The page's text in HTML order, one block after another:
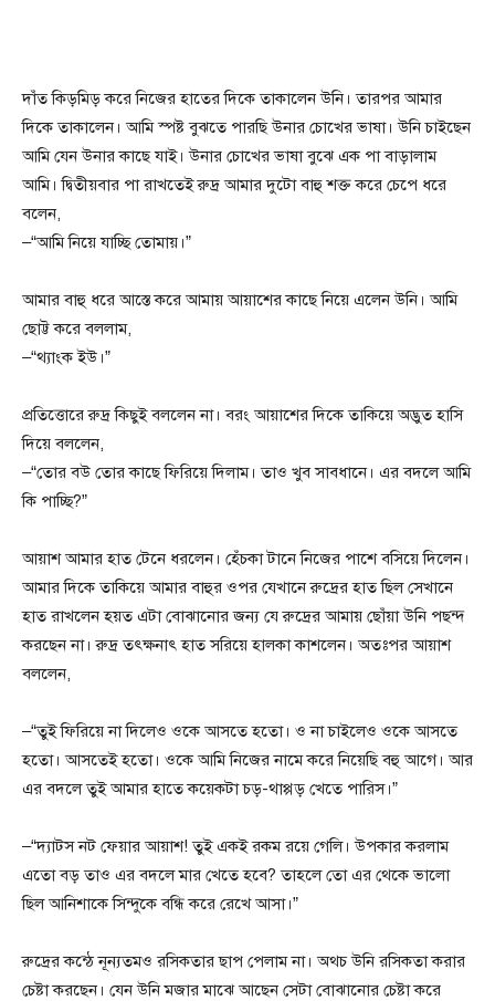
দাঁত কিড়মিড় করে নিজের হাতের দিকে তাকালেন উনি। তারপর আমার
দিকে তাকালেন। আমি স্পষ্ট বুঝতে পারছি উনার চোখের ভাষা। উনি চাইছেন
আমি যেন উনার কাছে যাই। উনার চোখের ভাষা বুঝে এক পা বাড়ালাম
আমি। দ্বিতীয়বার পা রাখতেই রুদ্র আমার দুটো বাহু শক্ত করে চেপে ধরে
বলেন,
–“আমি নিয়ে যাচ্ছি তোমায়।”
আমার বাহু ধরে আস্তে করে আমায় আয়াশের কাছে নিয়ে এলেন উনি। আমি
ছোট্ট করে বললাম,
–“থ্যাংক ইউ।”
প্রতিত্তোরে রুদ্র কিছুই বললেন না। বরং আয়াশের দিকে তাকিয়ে অদ্ভুত হাসি
দিয়ে বললেন,
–“তোর বউ তোর কাছে ফিরিয়ে দিলাম। তাও খুব সাবধানে। এর বদলে আমি
কি পাচ্ছি?”
আয়াশ আমার হাত টেনে ধরলেন। হেঁচকা টানে নিজের পাশে বসিয়ে দিলেন।
আমার দিকে তাকিয়ে আমার বাহুর ওপর যেখানে রুদ্রের হাত ছিল সেখানে
হাত রাখলেন হয়ত এটা বোঝানোর জন্য যে রুদ্রের আমায় ছোঁয়া উনি পছন্দ
করছেন না। রুদ্র তৎক্ষনাৎ হাত সরিয়ে হালকা কাশলেন। অতঃপর আয়াশ
বললেন,
–“তুই ফিরিয়ে না দিলেও ওকে আসতে হতো। ও না চাইলেও ওকে আসতে
হতো। আসতেই হতো। ওকে আমি নিজের নামে করে নিয়েছি বহু আগে। আর
এর বদলে তুই আমার হাতে কয়েকটা চড়-থাপ্পড় খেতে পারিস।”
–“দ্যাটস নট ফেয়ার আয়াশ! তুই একই রকম রয়ে গেলি। উপকার করলাম
এতো বড় তাও এর বদলে মার খেতে হবে? তাহলে তো এর থেকে ভালো
ছিল আনিশাকে সিন্দুকে বন্ধি করে রেখে আসা।”
রুদ্রের কন্ঠে নূন্যতমও রসিকতার ছাপ পেলাম না। অথচ উনি রসিকতা করার
চেষ্টা করছেন। যেন উনি মজার মাঝে আছেন সেটা বোঝানোর চেষ্টা করে